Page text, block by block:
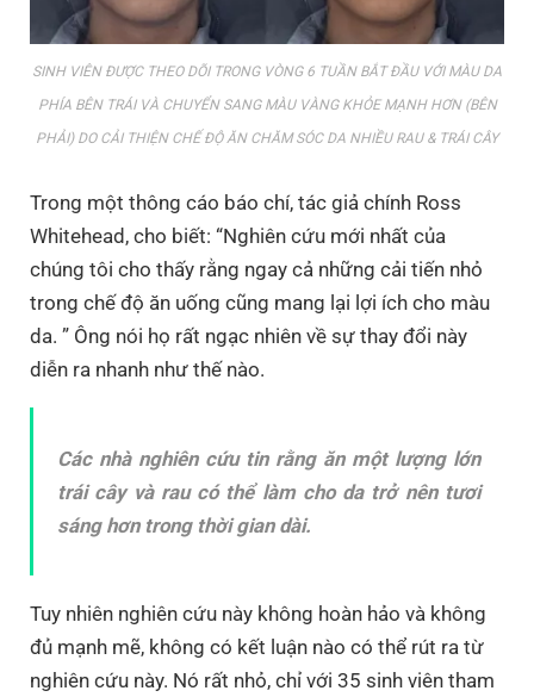
SINH VIÊN ĐƯỢC THEO DÕI TRONG VÒNG 6 TUẦN BẮT ĐẦU VỚI MÀU DA
PHÍA BÊN TRÁI VÀ CHUYỂN SANG MÀU VÀNG KHỎE MẠNH HƠN (BÊN
PHẢI) DO CẢI THIỆN CHẾ ĐỘ ĂN CHĂM SÓC DA NHIỀU RAU & TRÁI CÂY
Trong một thông cáo báo chí, tác giả chính Ross
Whitehead, cho biết: “Nghiên cứu mới nhất của
chúng tôi cho thấy rằng ngay cả những cải tiến nhỏ
trong chế độ ăn uống cũng mang lại lợi ích cho màu
da. ” Ông nói họ rất ngạc nhiên về sự thay đổi này
diễn ra nhanh như thế nào.
Các nhà nghiên cứu tin rằng ăn một lượng lớn
trái cây và rau có thể làm cho da trở nên tươi
sáng hơn trong thời gian dài.
Tuy nhiên nghiên cứu này không hoàn hảo và không
đủ mạnh mẽ, không có kết luận nào có thể rút ra từ
nghiên cứu này. Nó rất nhỏ, chỉ với 35 sinh viên tham